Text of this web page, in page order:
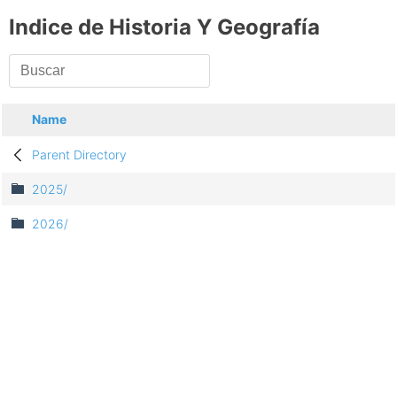
Indice de Historia Y Geografía
Name
Parent Directory
2025/
2026/